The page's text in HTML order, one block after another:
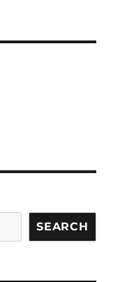
SEARCH